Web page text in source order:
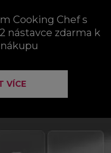
Cooking Chef s
nástavce zdarma k
VÍCE